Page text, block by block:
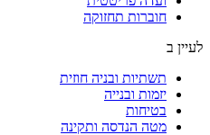
חוברות תחזוקה
לעיין ב
תשתיות ובניה חוזית
יזמות ובנייה
בטיחות
מטה הנדסה ותקינה